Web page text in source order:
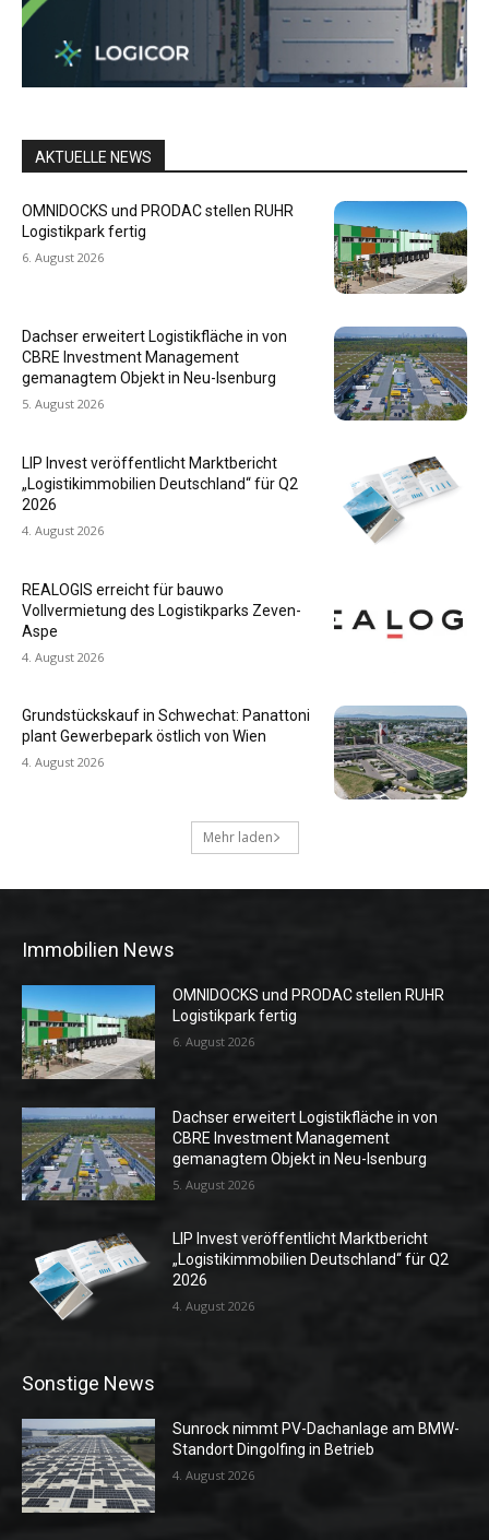
AKTUELLE NEWS
OMNIDOCKS und PRODAC stellen RUHR
Logistikpark fertig
6. August 2026
Dachser erweitert Logistikfläche in von
CBRE Investment Management
gemanagtem Objekt in Neu-Isenburg
5. August 2026
LIP Invest veröffentlicht Marktbericht
„Logistikimmobilien Deutschland“ für Q2
2026
4. August 2026
REALOGIS erreicht für bauwo
Vollvermietung des Logistikparks Zeven-
Aspe
4. August 2026
Grundstückskauf in Schwechat: Panattoni
plant Gewerbepark östlich von Wien
4. August 2026
Mehr laden
Immobilien News
OMNIDOCKS und PRODAC stellen RUHR
Logistikpark fertig
6. August 2026
Dachser erweitert Logistikfläche in von
CBRE Investment Management
gemanagtem Objekt in Neu-Isenburg
5. August 2026
LIP Invest veröffentlicht Marktbericht
„Logistikimmobilien Deutschland“ für Q2
2026
4. August 2026
Sonstige News
Sunrock nimmt PV-Dachanlage am BMW-
Standort Dingolfing in Betrieb
4. August 2026